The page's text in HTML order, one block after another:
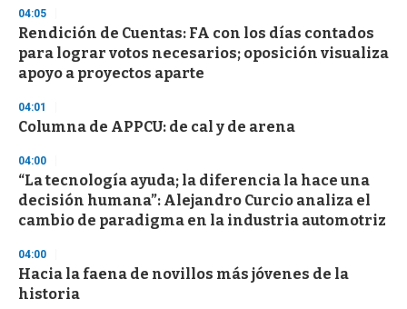
3
s
e
c
o
d
s
04:05
Rendición de Cuentas: FA con los días contados
para lograr votos necesarios; oposición visualiza
apoyo a proyectos aparte
04:01
Columna de APPCU: de cal y de arena
04:00
“La tecnología ayuda; la diferencia la hace una
decisión humana”: Alejandro Curcio analiza el
cambio de paradigma en la industria automotriz
04:00
Hacia la faena de novillos más jóvenes de la
historia